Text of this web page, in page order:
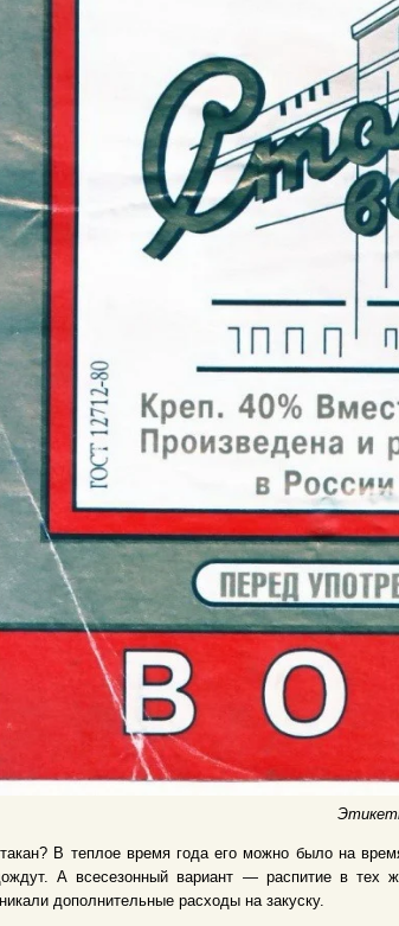
В теплое время года его можно было на
А всесезонный вариант — распитие в тех
дополнительные расходы на закуску.